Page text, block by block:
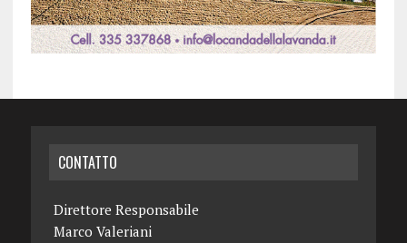
CONTATTO
Direttore Responsabile
Marco Valeriani